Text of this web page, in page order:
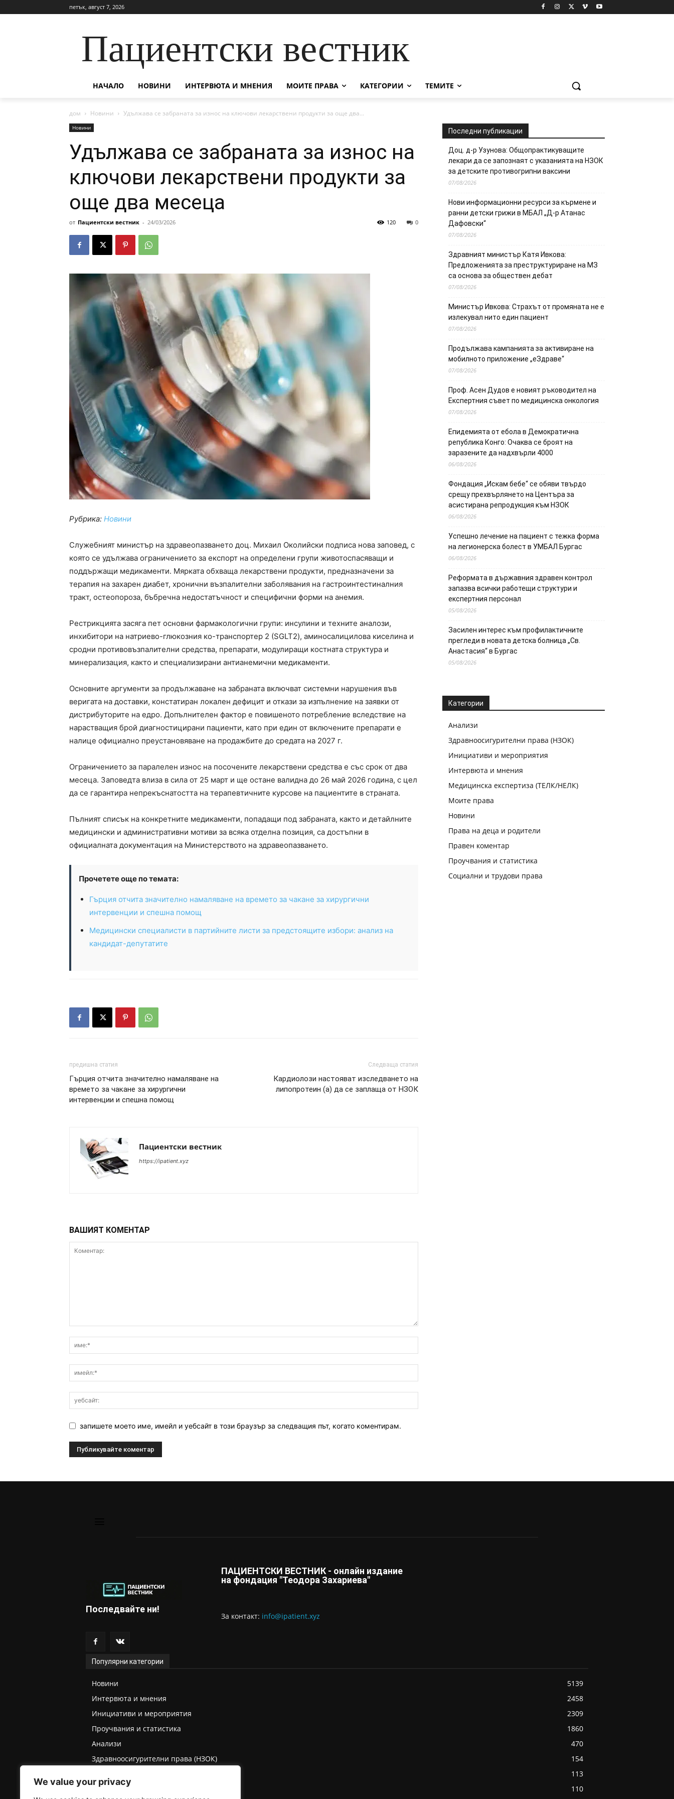
We value your privacy
петък, август 7, 2026
Пациентски вестник
НАЧАЛО НОВИНИ ИНТЕРВЮТА И МНЕНИЯ МОИТЕ ПРАВА КАТЕГОРИИ ТЕМИТЕ
дом Новини Удължава се забраната за износ на ключови лекарствени продукти за още два...
Новини
Удължава се забраната за износ на
ключови лекарствени продукти за
още два месеца
от Пациентски вестник - 24/03/2026 0
120
Рубрика: Новини
Служебният министър на здравеопазването доц. Михаил Околийски подписа нова заповед, с
която се удължава ограничението за експорт на определени групи животоспасяващи и
поддържащи медикаменти. Мярката обхваща лекарствени продукти, предназначени за
терапия на захарен диабет, хронични възпалителни заболявания на гастроинтестиналния
тракт, остеопороза, бъбречна недостатъчност и специфични форми на анемия.
Рестрикцията засяга пет основни фармакологични групи: инсулини и техните аналози,
инхибитори на натриево-глюкозния ко-транспортер 2 (SGLT2), аминосалицилова киселина и
сродни противовъзпалителни средства, препарати, модулиращи костната структура и
минерализация, както и специализирани антианемични медикаменти.
Основните аргументи за продължаване на забраната включват системни нарушения във
веригата на доставки, констатиран локален дефицит и откази за изпълнение на заявки от
дистрибуторите на едро. Допълнителен фактор е повишеното потребление вследствие на
нарастващия брой диагностицирани пациенти, като при един от включените препарати е
налице официално преустановяване на продажбите до средата на 2027 г.
Ограничението за паралелен износ на посочените лекарствени средства е със срок от два
месеца. Заповедта влиза в сила от 25 март и ще остане валидна до 26 май 2026 година, с цел
да се гарантира непрекъснатостта на терапевтичните курсове на пациентите в страната.
Пълният списък на конкретните медикаменти, попадащи под забраната, както и детайлните
медицински и административни мотиви за всяка отделна позиция, са достъпни в
официалната документация на Министерството на здравеопазването.
Прочетете още по темата:
Гърция отчита значително намаляване на времето за чакане за хирургични
интервенции и спешна помощ
Медицински специалисти в партийните листи за предстоящите избори: анализ на
кандидат-депутатите
предишна статия
Гърция отчита значително намаляване на
времето за чакане за хирургични
интервенции и спешна помощ
Следваща статия
Кардиолози настояват изследването на
липопротеин (а) да се заплаща от НЗОК
Пациентски вестник
https://ipatient.xyz
ВАШИЯТ КОМЕНТАР
запишете моето име, имейл и уебсайт в този браузър за следващия път, когато коментирам.
Последни публикации
Доц. д-р Узунова: Общопрактикуващите
лекари да се запознаят с указанията на НЗОК
за детските противогрипни ваксини
07/08/2026
Нови информационни ресурси за кърмене и
ранни детски грижи в МБАЛ „Д-р Атанас
Дафовски“
07/08/2026
Здравният министър Катя Ивкова:
Предложенията за преструктуриране на МЗ
са основа за обществен дебат
07/08/2026
Министър Ивкова: Страхът от промяната не е
излекувал нито един пациент
07/08/2026
Продължава кампанията за активиране на
мобилното приложение „еЗдраве“
07/08/2026
Проф. Асен Дудов е новият ръководител на
Експертния съвет по медицинска онкология
07/08/2026
Епидемията от ебола в Демократична
република Конго: Очаква се броят на
заразените да надхвърли 4000
06/08/2026
Фондация „Искам бебе“ се обяви твърдо
срещу прехвърлянето на Центъра за
асистирана репродукция към НЗОК
06/08/2026
Успешно лечение на пациент с тежка форма
на легионерска болест в УМБАЛ Бургас
06/08/2026
Реформата в държавния здравен контрол
запазва всички работещи структури и
експертния персонал
05/08/2026
Засилен интерес към профилактичните
прегледи в новата детска болница „Св.
Анастасия“ в Бургас
05/08/2026
Категории
Анализи
Здравноосигурителни права (НЗОК)
Инициативи и мероприятия
Интервюта и мнения
Медицинска експертиза (ТЕЛК/НЕЛК)
Моите права
Новини
Права на деца и родители
Правен коментар
Проучвания и статистика
Социални и трудови права
Последвайте ни!
ПАЦИЕНТСКИ ВЕСТНИК - онлайн издание
на фондация "Теодора Захариева"
За контaкт: info@ipatient.xyz
Популярни категории
Новини
5139
Интервюта и мнения
2458
Инициативи и мероприятия
2309
Проучвания и статистика
1860
Анализи
470
Здравноосигурителни права (НЗОК)
154
113
Медицинска експертиза (ТЕЛК/НЕЛК)
110